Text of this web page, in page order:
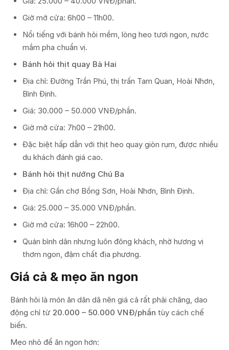
Giờ mở cửa: 6h00 – 11h00.
Nổi tiếng với bánh hỏi mềm, lòng heo tươi ngon, nước
mắm pha chuẩn vị.
Bánh hỏi thịt quay Bà Hai
Địa chỉ: Đường Trần Phú, thị trấn Tam Quan, Hoài Nhơn,
Bình Định.
Giá: 30.000 – 50.000 VNĐ/phần.
Giờ mở cửa: 7h00 – 21h00.
Đặc biệt hấp dẫn với thịt heo quay giòn rụm, được nhiều
du khách đánh giá cao.
Bánh hỏi thịt nướng Chú Ba
Địa chỉ: Gần chợ Bồng Sơn, Hoài Nhơn, Bình Định.
Giá: 25.000 – 35.000 VNĐ/phần.
Giờ mở cửa: 16h00 – 22h00.
Quán bình dân nhưng luôn đông khách, nhờ hương vị
thơm ngon, đậm chất địa phương.
Giá cả & mẹo ăn ngon
Bánh hỏi là món ăn dân dã nên giá cả rất phải chăng, dao
động chỉ từ 20.000 – 50.000 VNĐ/phần tùy cách chế
biến.
Mẹo nhỏ để ăn ngon hơn: